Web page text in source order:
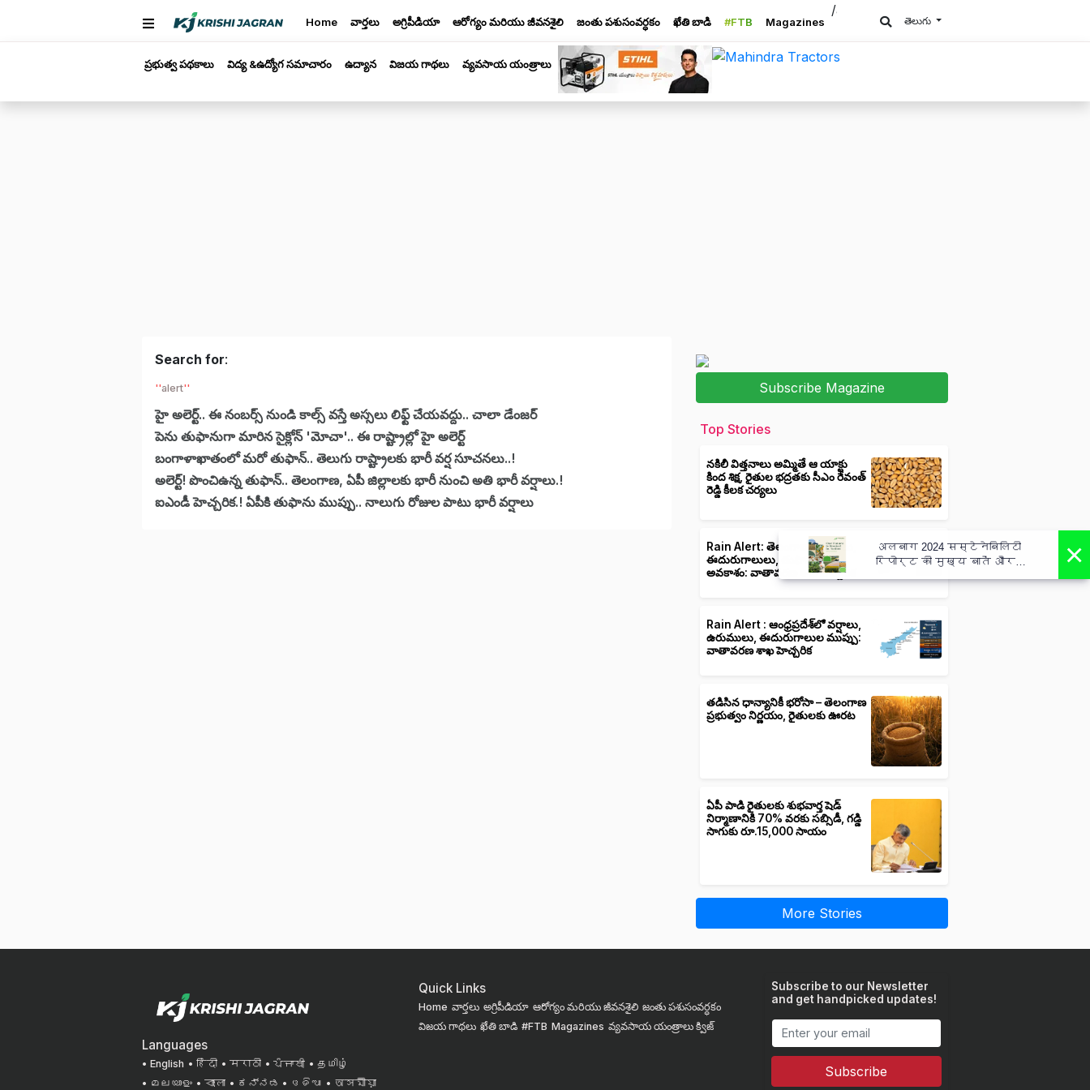
Home వార్తలు అగ్రిపీడియా ఆరోగ్యం మరియు జీవనశైలి జంతు పశుసంవర్ధకం ఖేతి బాడి #FTB Magazines
/a>
తెలుగు
ప్రభుత్వ పథకాలు విద్య &ఉద్యోగ సమాచారం ఉద్యాన విజయ గాథలు వ్యవసాయ యంత్రాలు
Search for:
alert
హై అలెర్ట్.. ఈ నంబర్స్ నుండి కాల్స్ వస్తే అస్సలు లిఫ్ట్ చేయవద్దు.. చాలా డేంజర్
పెను తుఫానుగా మారిన సైక్లోన్ 'మోచా'.. ఈ రాష్ట్రాల్లో హై అలెర్ట్
బంగాళాఖాతంలో మరో తుఫాన్.. తెలుగు రాష్ట్రాలకు భారీ వర్ష సూచనలు..!
అలెర్ట్! పొంచిఉన్న తుఫాన్.. తెలంగాణ, ఏపీ జిల్లాలకు భారీ నుంచి అతి భారీ వర్షాలు.!
ఐఎండీ హెచ్చరిక.! ఏపీకి తుఫాను ముప్పు.. నాలుగు రోజుల పాటు భారీ వర్షాలు
Subscribe Magazine
Top Stories
నకిలీ విత్తనాలు అమ్మితే ఆ యాక్టు
కింద శిక్ష, రైతుల భద్రతకు సీఎం రేవంత్
రెడ్డి కీలక చర్యలు
Rain Alert: తెలంగాణలో వర్షాలు,
ఈదురుగాలులు, తుఫాన్లు వచ్చే
అవకాశం: వాతావరణ శాఖ హెచ్చరిక
Rain Alert : ఆంధ్రప్రదేశ్‌లో వర్షాలు,
ఉరుములు, ఈదురుగాలుల ముప్పు:
వాతావరణ శాఖ హెచ్చరిక
తడిసిన ధాన్యానికీ భరోసా – తెలంగాణ
ప్రభుత్వం నిర్ణయం, రైతులకు ఊరట
ఏపీ పాడి రైతులకు శుభవార్త షెడ్
నిర్మాణానికి 70% వరకు సబ్సిడీ, గడ్డి
సాగుకు రూ.15,000 సాయం
More Stories
Languages
English हिंदी मराठी ਪੰਜਾਬੀ
தமிழ்
മലയാളം
বাংলা ಕನ್ನಡ ଓଡିଆ অসমীয়া
Quick Links
Home వార్తలు అగ్రిపీడియా ఆరోగ్యం మరియు జీవనశైలి జంతు పశుసంవర్ధకం
విజయ గాథలు ఖేతి బాడి #FTB Magazines వ్యవసాయ యంత్రాలుక్విజ్
Subscribe to our Newsletter
and get handpicked updates!
Subscribe
×
अलबाग 2024 सस्टेनेबिलिटी
रिपोर्ट की मुख्य बातें और